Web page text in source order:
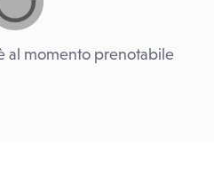
al momento prenotabile